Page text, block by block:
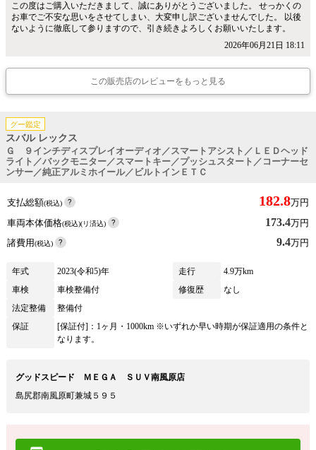
この度はご購入いただきまして、誠にありがとうございました。 せっかくの
お車でご不安な思いをさせてしまい、大変申し訳ございませんでした。 以後
ないように徹底して参りますので、引き続きよろしくお願いいたします。
2026年06月21日 18:11
この販売店のレビューをもっと見る
グー鑑定
スバル レックス
Ｇ ９インチディスプレイオーディオ／スマートアシスト／ＬＥＤヘッド
ライト／バックモニター／スマートキー／プッシュスタート／コーナーセ
ンサー／純正アルミホイール／ビルトインＥＴＣ
支払総額(税込) 182.8万円
車両本体価格(税込)(リ済込) 173.4万円
諸費用(税込) 9.4万円
年式 2023(令和5)年 走行
4.9万km
車検
車検整備付 修復歴
なし
法定整備
整備付
保証
[保証付]：1ヶ月・1000km ※いずれか早い時期が保証適用の条件と
なります。
グッドスピード ＭＥＧＡ ＳＵＶ南風原店
島尻郡南風原町兼城５９５